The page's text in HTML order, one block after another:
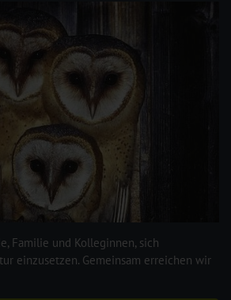
Familie und Kolleginnen, sich
einzusetzen. Gemeinsam erreichen wir